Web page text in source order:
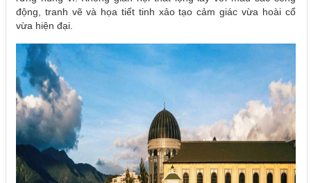
động, tranh vẽ và họa tiết tinh xảo tạo cảm giác vừa hoài cổ
vừa hiện đại.